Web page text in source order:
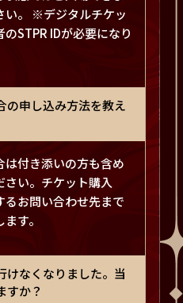
い。 ※デジタルチケッ
STPR IDが必要になり
の申し込み方法を教え
付き添いの方も含め
い。チケット購入
お問い合わせ先まで
す。
けなくなりました。当
すか？